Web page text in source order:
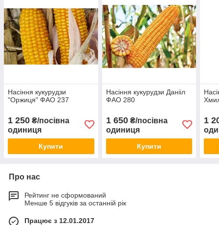
Насіння кукурудзи
"Оржиця" ФАО 237
1 250 ₴/посівна
одиниця
Купити
Насіння кукурудзи Данііл
ФАО 280
1 650₴/посівна
одиниця
Купити
1
Про нас
Рейтинг не сформований
Менше 5 відгуків за останній рік
Працює з 12.01.2017